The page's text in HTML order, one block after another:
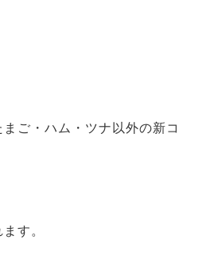
ご・ハム・ツナ以外の新コ
す。